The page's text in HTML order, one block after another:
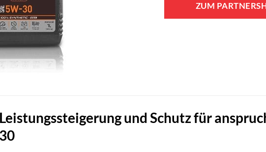
ZUM
Leistungssteigerung und Schutz für
30